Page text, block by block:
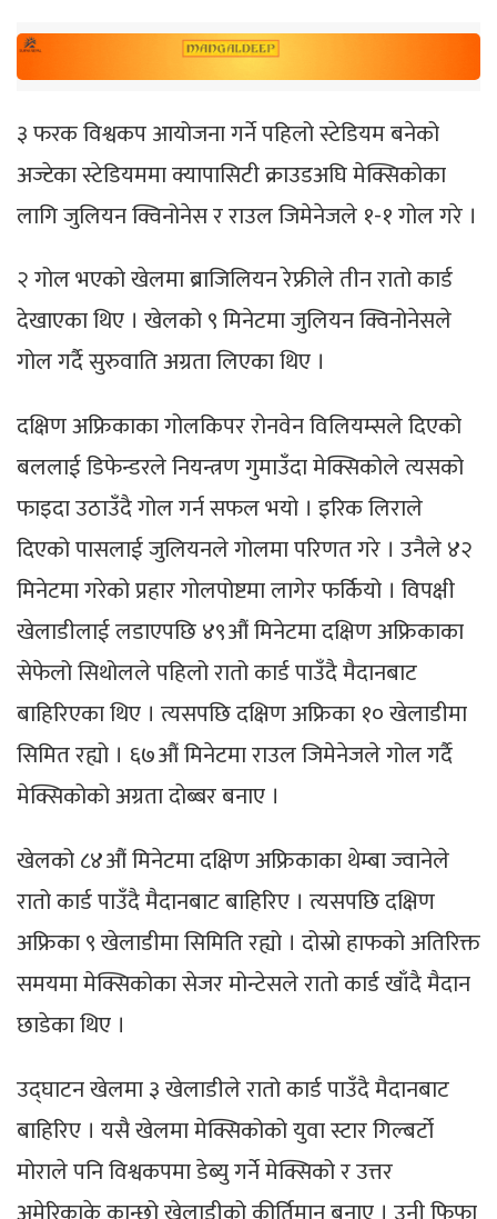
३ फरक विश्वकप आयोजना गर्ने पहिलो स्टेडियम बनेको
अज्टेका स्टेडियममा क्यापासिटी क्राउडअघि मेक्सिकोका
लागि जुलियन क्विनोनेस र राउल जिमेनेजले १-१ गोल गरे ।
२ गोल भएको खेलमा ब्राजिलियन रेफ्रीले तीन रातो कार्ड
देखाएका थिए । खेलको ९ मिनेटमा जुलियन क्विनोनेसले
गोल गर्दै सुरुवाति अग्रता लिएका थिए ।
दक्षिण अफ्रिकाका गोलकिपर रोनवेन विलियम्सले दिएको
बललाई डिफेन्डरले नियन्त्रण गुमाउँदा मेक्सिकोले त्यसको
फाइदा उठाउँदै गोल गर्न सफल भयो । इरिक लिराले
दिएको पासलाई जुलियनले गोलमा परिणत गरे । उनैले ४२
मिनेटमा गरेको प्रहार गोलपोष्टमा लागेर फर्कियो । विपक्षी
खेलाडीलाई लडाएपछि ४९औं मिनेटमा दक्षिण अफ्रिकाका
सेफेलो सिथोलले पहिलो रातो कार्ड पाउँदै मैदानबाट
बाहिरिएका थिए । त्यसपछि दक्षिण अफ्रिका १० खेलाडीमा
सिमित रह्यो । ६७औं मिनेटमा राउल जिमेनेजले गोल गर्दै
मेक्सिकोको अग्रता दोब्बर बनाए ।
खेलको ८४औं मिनेटमा दक्षिण अफ्रिकाका थेम्बा ज्वानेले
रातो कार्ड पाउँदै मैदानबाट बाहिरिए । त्यसपछि दक्षिण
अफ्रिका ९ खेलाडीमा सिमिति रह्यो । दोस्रो हाफको अतिरिक्त
समयमा मेक्सिकोका सेजर मोन्टेसले रातो कार्ड खाँदै मैदान
छाडेका थिए ।
उद्घाटन खेलमा ३ खेलाडीले रातो कार्ड पाउँदै मैदानबाट
बाहिरिए । यसै खेलमा मेक्सिकोको युवा स्टार गिल्बर्टो
मोराले पनि विश्वकपमा डेब्यु गर्ने मेक्सिको र उत्तर